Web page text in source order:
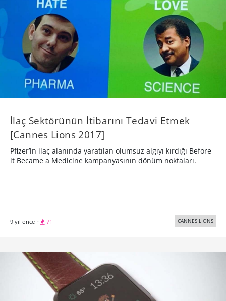
İlaç Sektörünün İtibarını Tedavi Etmek
[Cannes Lions 2017]
Pfizer’in ilaç alanında yaratılan olumsuz algıyı kırdığı Before
it Became a Medicine kampanyasının dönüm noktaları.
9 yıl önce · 71 CANNES LİONS